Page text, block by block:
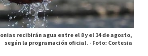
recibirán agua entre el 8 y el 14 de agosto,
según la programación oficial. -Foto: Cortesia